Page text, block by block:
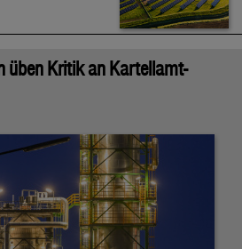
üben Kritik an Kartellamt-